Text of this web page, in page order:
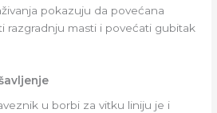
pokazuju da povećana
razgradnju masti i povećati gubitak
u borbi za vitku liniju je i